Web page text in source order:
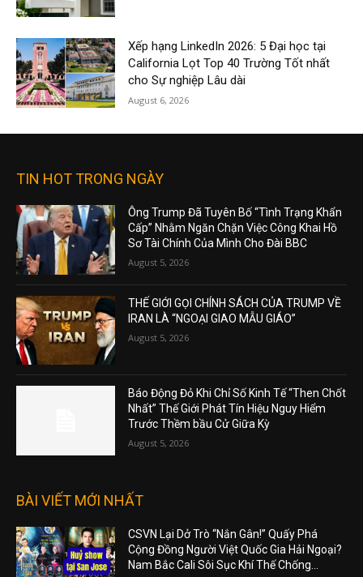
Xếp hạng LinkedIn 2026: 5 Đại học tại
California Lọt Top 40 Trường Tốt nhất
cho Sự nghiệp Lâu dài
August 6, 2026
TIN HOT TRONG NGÀY
Ông Trump Đã Tuyên Bố “Tình Trạng Khẩn
Cấp” Nhằm Ngăn Chặn Việc Công Khai Hồ
Sơ Tài Chính Của Mình Cho Đài BBC
August 5, 2026
THẾ GIỚI GỌI CHÍNH SÁCH CỦA TRUMP VỀ
IRAN LÀ “NGOẠI GIAO MẪU GIÁO”
August 5, 2026
Báo Động Đỏ Khi Chỉ Số Kinh Tế “Then Chốt
Nhất” Thế Giới Phát Tín Hiệu Nguy Hiểm
Trước Thềm bầu Cử Giữa Kỳ
August 5, 2026
BÀI VIẾT MỚI NHẤT
CSVN Lại Dở Trò “Nắn Gân!” Quấy Phá
Cộng Đồng Người Việt Quốc Gia Hải Ngoại?
Nam Bắc Cali Sôi Sục Khí Thế Chống...